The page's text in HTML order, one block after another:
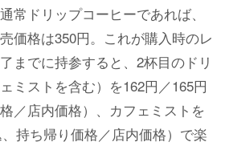
常ドリップコーヒーであれば、
価格は350円。これが購入時のレ
までに持参すると、2杯目のドリ
ミストを含む）を162円／165円
／店内価格）、カフェミストを
持ち帰り価格／店内価格）で楽